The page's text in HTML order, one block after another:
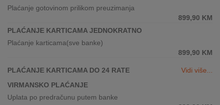
IZ
ENERGETSKE
DIGITALIS
Plaćanje gotovinom prilikom preuzimanja
899,90 KM
PLAĆANJE KARTICAMA JEDNOKRATNO
Plaćanje karticama(sve banke)
899,90 KM
PLAĆANJE KARTICAMA DO 24 RATE
Vidi više...
VIRMANSKO PLAĆANJE
Uplata po predračunu putem banke